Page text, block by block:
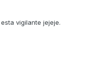
vigilante jejeje.